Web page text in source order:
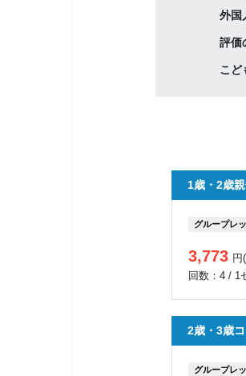
外国
評価
こど
1歳・2歳
グループレ
3,773 円
回数：4 / 1
2歳・3歳
グループレ